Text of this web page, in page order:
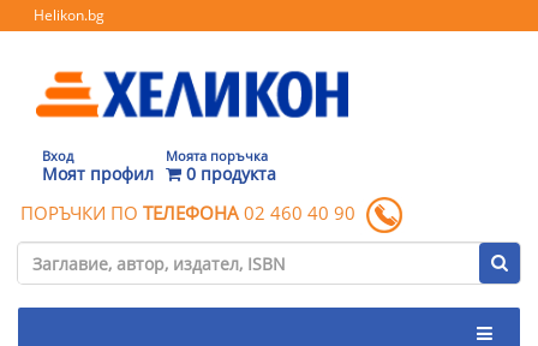
Helikon.bg
Вход
Моят профил
Моята поръчка
0 продукта
ПОРЪЧКИ ПО ТЕЛЕФОНА 02 460 40 90